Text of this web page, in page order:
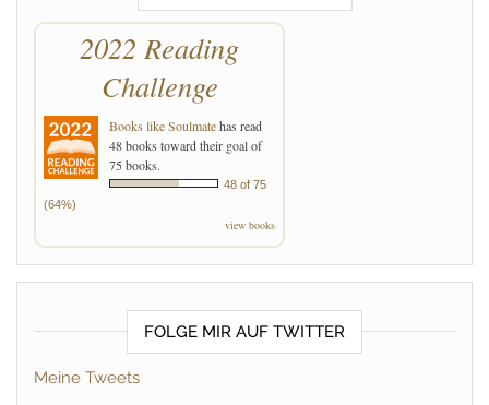
2022 Reading
Challenge
Books like Soulmatehas read
48 books toward their goal of
75 books.
48 of 75
(64%)
view books
FOLGE MIR AUF TWITTER
Meine Tweets